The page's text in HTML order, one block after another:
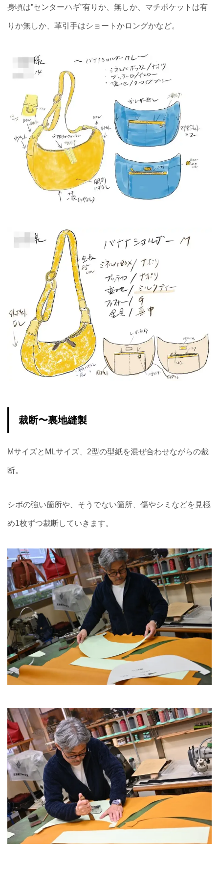
身頃は”センターハギ”有りか、無しか、マチポケットは有
りか無しか、革引手はショートかロングかなど。
裁断〜裏地縫製
MサイズとMLサイズ、2型の型紙を混ぜ合わせながらの裁
断。
シボの強い箇所や、そうでない箇所、傷やシミなどを見極
め1枚ずつ裁断していきます。